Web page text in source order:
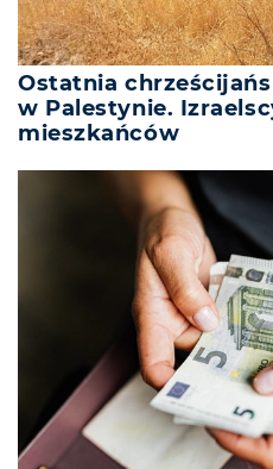
Ostatnia
w Palestynie.
mieszkańców